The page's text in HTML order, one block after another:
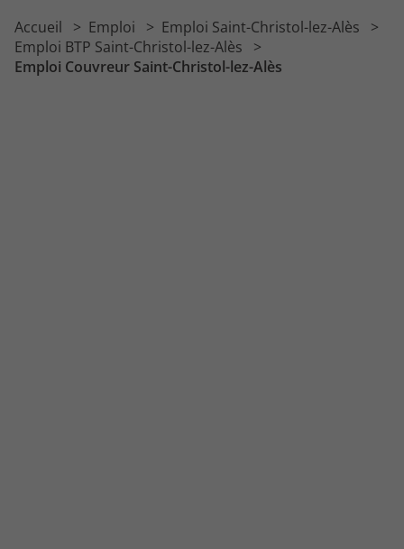
Emploi Conducteur d'engins
Accueil Emploi
Emploi Saint-Christol-lez-Alès
Emploi BTP Saint-Christol-lez-Alès
Emploi Couvreur Saint-Christol-lez-Alès